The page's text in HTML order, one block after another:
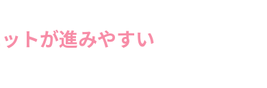
トが進みやすい